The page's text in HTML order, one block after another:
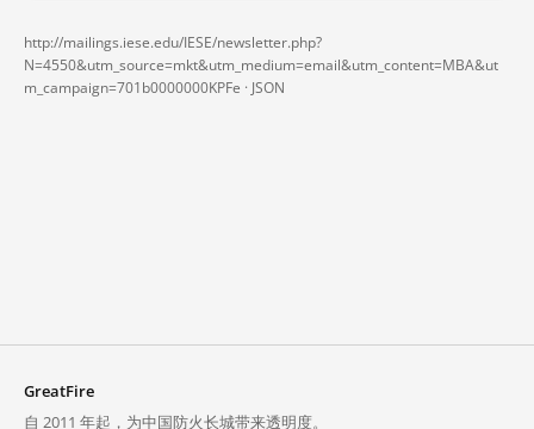
http://mailings.iese.edu/IESE/newsletter.php?
N=4550&utm_source=mkt&utm_medium=email&utm_content=MBA&ut
m_campaign=701b0000000KPFe · JSON
GreatFire
自 2011 年起，为中国防火长城带来透明度。